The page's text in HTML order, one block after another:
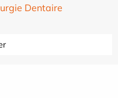
Dentaire